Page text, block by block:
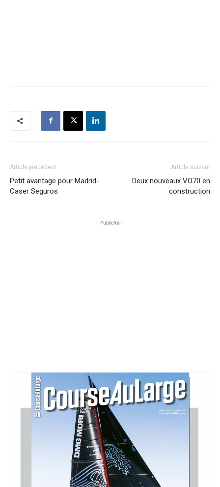
Article précédent
Petit avantage pour Madrid-
Caser Seguros
Article suivant
Deux nouveaux VO70 en
construction
- Publicité -